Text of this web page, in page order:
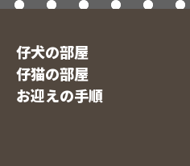
仔犬の部屋
仔猫の部屋
お迎えの手順